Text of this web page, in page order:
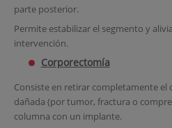
parte posterior.
Permite estabilizar el segmento y
intervención.
Corporectomía
Consiste en retirar completamente el
dañada (por tumor, fractura o
columna con un implante.